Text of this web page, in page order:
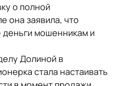
о полной
она заявила, что
мошенникам и
Долиной в
стала настаивать